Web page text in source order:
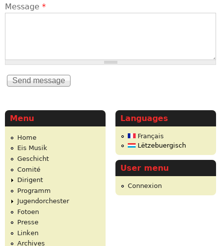
Message *
Menu
Home
Eis Musik
Geschicht
Comité
Dirigent
Programm
Jugendorchester
Fotoen
Presse
Linken
Archives
Languages
Français
Lëtzebuergisch
User menu
Connexion